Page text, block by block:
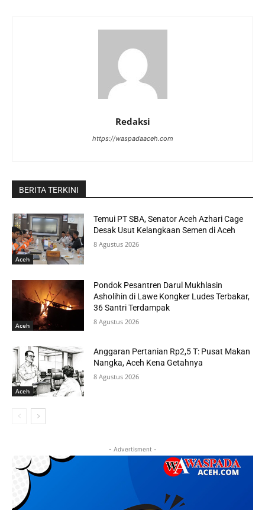
Redaksi
https://waspadaaceh.com
BERITA TERKINI
Aceh
Temui PT SBA, Senator Aceh Azhari Cage
Desak Usut Kelangkaan Semen di Aceh
8 Agustus 2026
Aceh
Pondok Pesantren Darul Mukhlasin
Asholihin di Lawe Kongker Ludes Terbakar,
36 Santri Terdampak
8 Agustus 2026
Aceh
Anggaran Pertanian Rp2,5 T: Pusat Makan
Nangka, Aceh Kena Getahnya
8 Agustus 2026
- Advertisment -